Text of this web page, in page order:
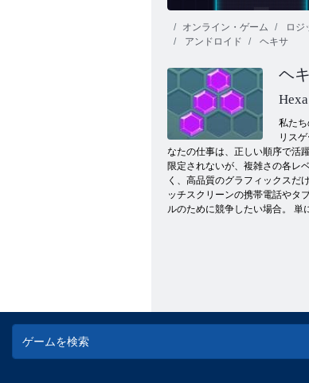
グリッドフォール
オンライン・ゲーム ロジ
アンドロイド
ヘキサ
ヘ
Hexa
私た
リス
なたの仕事は、正しい順序で活
限定されないが、複雑さの各レ
く、高品質のグラフィックスだ
ッチスクリーンの携帯電話やタ
ルのために競争したい場合。 単